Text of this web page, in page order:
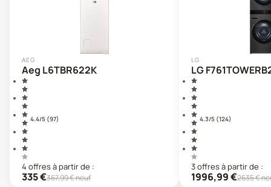
AEG
Aeg L6TBR622K
4.4/5 (97)
4 offresà partir de :
335€367,99€ neuf
LG
LG
4.3/5 (124)
3offresà partir de :
1996,99€2635€